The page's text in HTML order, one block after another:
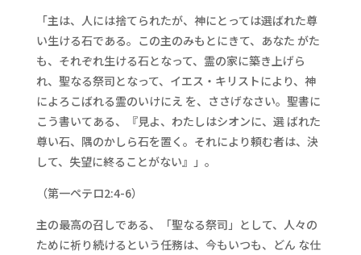
「主は、人には捨てられたが、神にとっては選ばれた尊
い生ける石である。この主のみもとにきて、あなた がた
も、それぞれ生ける石となって、霊の家に築き上げら
れ、聖なる祭司となって、イエス・キリストにより、神
によろこばれる霊のいけにえ を、ささげなさい。聖書に
こう書いてある、『見よ、わたしはシオンに、選 ばれた
尊い石、隅のかしら石を置く。それにより頼む者は、決
して、失望に終ることがない』」。
（第一ペテロ2:4-6）
主の最高の召しである、「聖なる祭司」として、人々の
ために祈り続けるという任務は、今もいつも、どん な仕